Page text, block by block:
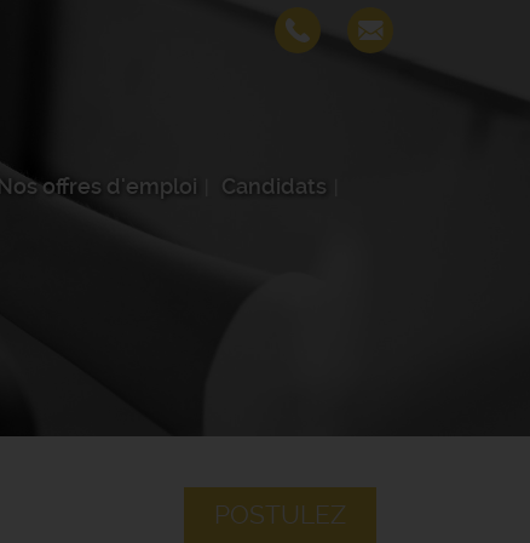
Nos offres d'emploi Candidats
POSTULEZ